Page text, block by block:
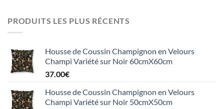
PRODUITS LES PLUS RÉCENTS
Housse de Coussin Champignon en Velours
Champi Variété sur Noir 60cmX60cm
37.00€
Housse de Coussin Champignon en Velours
Champi Variété sur Noir 50cmX50cm